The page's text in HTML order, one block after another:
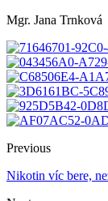
Mgr. Jana Trnková
Previous
Nikotin víc bere,